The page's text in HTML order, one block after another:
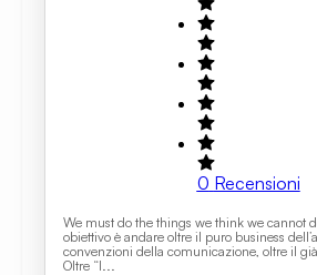
0 Recensioni
We must do the things we think we cannot
obiettivo è andare oltre il puro business
convenzioni della comunicazione, oltre il
Oltre “l...